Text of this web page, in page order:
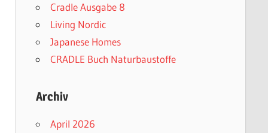
Cradle Ausgabe 8
Living Nordic
Japanese Homes
CRADLE Buch Naturbaustoffe
Archiv
April 2026